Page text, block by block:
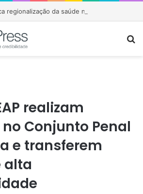
realizam
Conjunto Penal
e transferem
alta